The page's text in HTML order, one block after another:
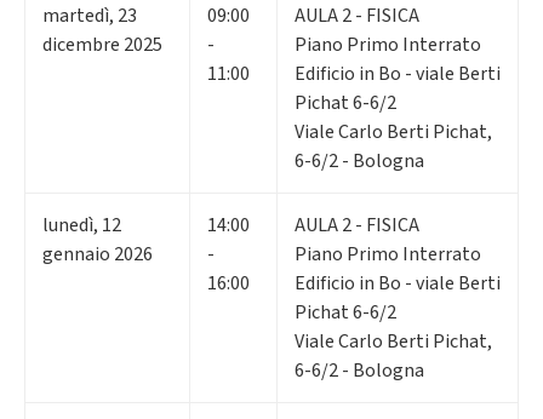
martedì, 23
dicembre 2025
09:00
-
11:00
AULA 2 - FISICA
Piano Primo Interrato
Edificio in Bo - viale Berti
Pichat 6-6/2
Viale Carlo Berti Pichat,
6-6/2 - Bologna
lunedì, 12
gennaio 2026
14:00
-
16:00
AULA 2 - FISICA
Piano Primo Interrato
Edificio in Bo - viale Berti
Pichat 6-6/2
Viale Carlo Berti Pichat,
6-6/2 - Bologna